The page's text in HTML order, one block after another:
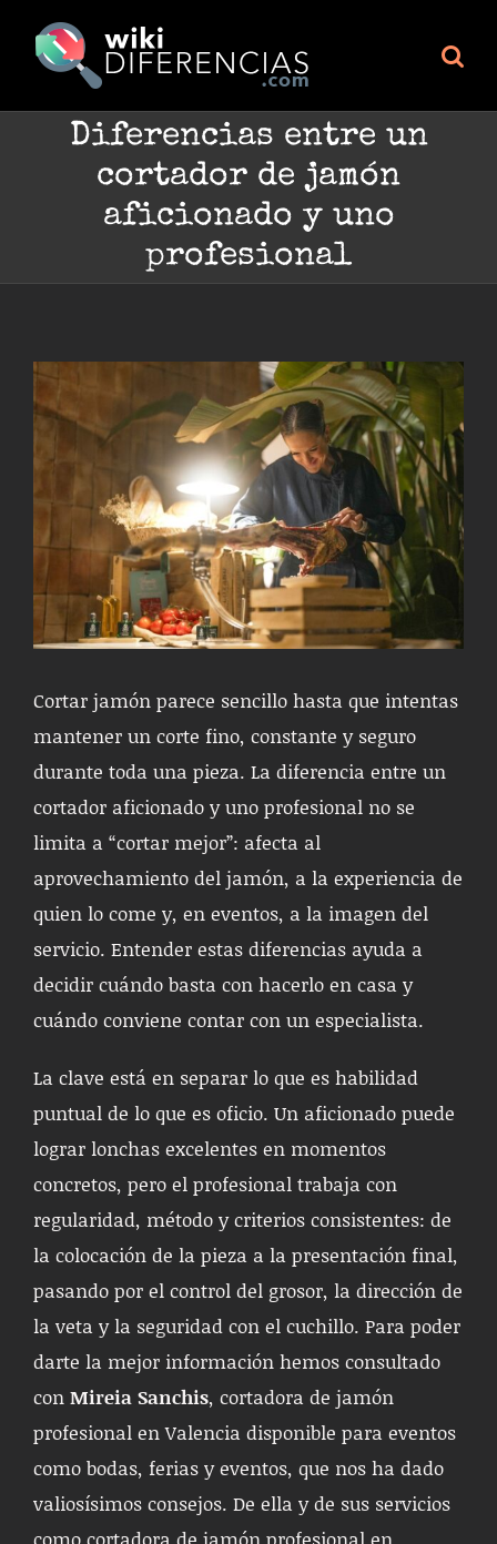
Diferencias entre un
cortador de jamón
aficionado y uno
profesional
Ver
imagen
más
grande
Cortar jamón parece sencillo hasta que intentas
mantener un corte fino, constante y seguro
durante toda una pieza. La diferencia entre un
cortador aficionado y uno profesional no se
limita a “cortar mejor”: afecta al
aprovechamiento del jamón, a la experiencia de
quien lo come y, en eventos, a la imagen del
servicio. Entender estas diferencias ayuda a
decidir cuándo basta con hacerlo en casa y
cuándo conviene contar con un especialista.
La clave está en separar lo que es habilidad
puntual de lo que es oficio. Un aficionado puede
lograr lonchas excelentes en momentos
concretos, pero el profesional trabaja con
regularidad, método y criterios consistentes: de
la colocación de la pieza a la presentación final,
pasando por el control del grosor, la dirección de
la veta y la seguridad con el cuchillo. Para poder
darte la mejor información hemos consultado
con Mireia Sanchis, cortadora de jamón
profesional en Valencia disponible para eventos
como bodas, ferias y eventos, que nos ha dado
valiosísimos consejos. De ella y de sus servicios